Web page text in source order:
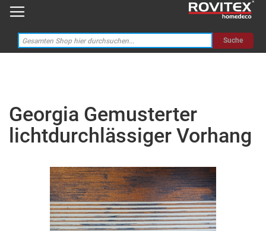
Suche
Georgia Gemusterter
lichtdurchlässiger Vorhang